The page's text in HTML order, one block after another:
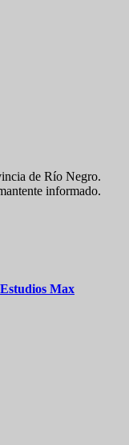
de Río Negro.
informado.
Estudios Max